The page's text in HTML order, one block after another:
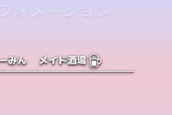
みん メイド酒場
ォメーション